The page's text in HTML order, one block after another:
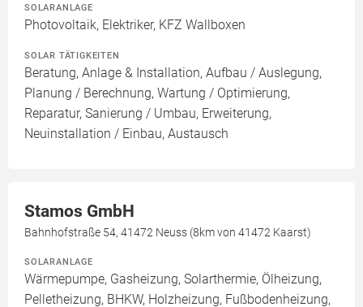
SOLARANLAGE
Photovoltaik, Elektriker, KFZ Wallboxen
SOLAR TÄTIGKEITEN
Beratung, Anlage & Installation, Aufbau / Auslegung,
Planung / Berechnung, Wartung / Optimierung,
Reparatur, Sanierung / Umbau, Erweiterung,
Neuinstallation / Einbau, Austausch
Stamos GmbH
Bahnhofstraße 54, 41472 Neuss (8km von 41472 Kaarst)
SOLARANLAGE
Wärmepumpe, Gasheizung, Solarthermie, Ölheizung,
Pelletheizung, BHKW, Holzheizung, Fußbodenheizung,